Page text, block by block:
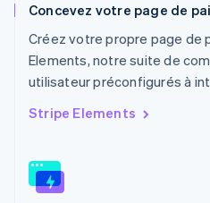
Concevez votre page de
Créez votre propre page de
Elements, notre suite de
utilisateur préconfigurés à
Stripe Elements
Pays-Bas
NederlandsEnglish
Pologne
English
Portugal
Português English
République tchèque
English